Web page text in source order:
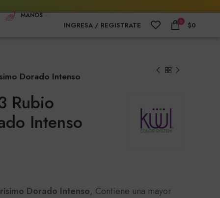
MANOS
INGRESA / REGISTRATE 0 $0
Dorado Intenso
Rubio
Intenso
Dorado Intenso, Contiene una mayor